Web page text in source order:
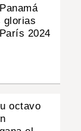
glorias
2024
octavo